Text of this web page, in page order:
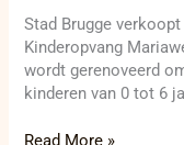
Stad Brugge
Kinderopvang
wordt gerenoveerd
kinderen van 0 tot 6
Read More »